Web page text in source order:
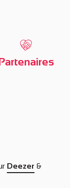
Deezer &